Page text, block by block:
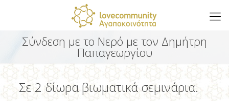
Σύνδεση με το Νερό με τον Δημήτρη
Παπαγεωργίου
Σε 2 δίωρα βιωματικά σεμινάρια.